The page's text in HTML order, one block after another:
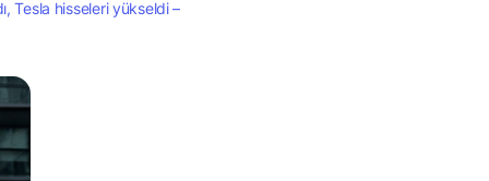
Tesla hisseleri yükseldi –